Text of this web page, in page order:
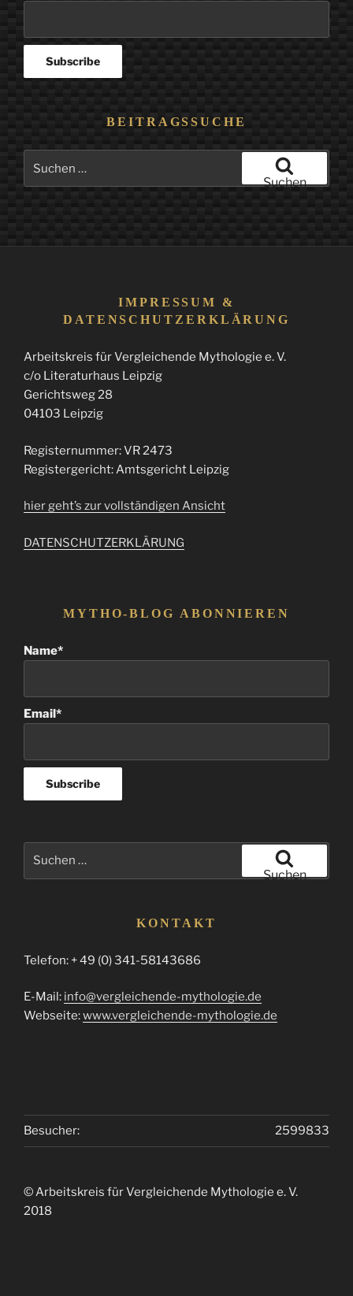
BEITRAGSSUCHE
nach:
Suchen
IMPRESSUM &
DATENSCHUTZERKLÄRUNG
Arbeitskreis für Vergleichende Mythologie e. V.
c/o Literaturhaus Leipzig
Gerichtsweg 28
04103 Leipzig
Registernummer: VR 2473
Registergericht: Amtsgericht Leipzig
hier geht’s zur vollständigen Ansicht
DATENSCHUTZERKLÄRUNG
MYTHO-BLOG ABONNIEREN
Name*
Email*
Suchen
KONTAKT
Telefon: + 49 (0) 341-58143686
E-Mail: info@vergleichende-mythologie.de
Webseite:www.vergleichende-mythologie.de
2599833
Besucher:
© Arbeitskreis für Vergleichende Mythologie e. V.
2018